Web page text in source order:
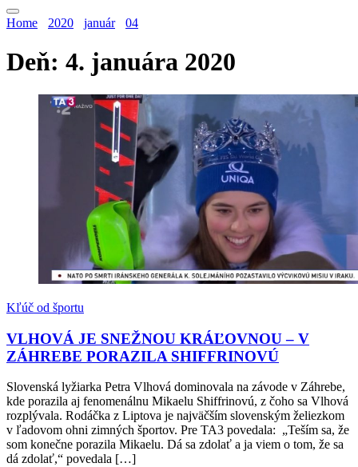
Home 2020 január 04
Deň: 4. januára 2020
Kľúč od športu
VLHOVÁ JE SNEŽNOU KRÁĽOVNOU – V
ZÁHREBE PORAZILA SHIFFRINOVÚ
Slovenská lyžiarka Petra Vlhová dominovala na závode v Záhrebe,
kde porazila aj fenomenálnu Mikaelu Shiffrinovú, z čoho sa Vlhová
rozplývala. Rodáčka z Liptova je najväčším slovenským želiezkom
v ľadovom ohni zimných športov. Pre TA3 povedala: „Teším sa, že
som konečne porazila Mikaelu. Dá sa zdolať a ja viem o tom, že sa
dá zdolať,“ povedala […]